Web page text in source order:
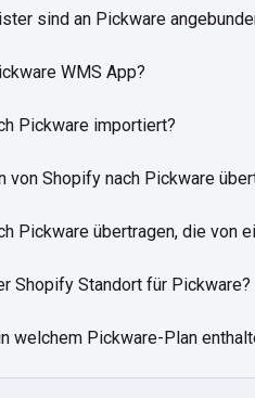
sind an Pickware
WMS App?
Pickware importiert?
von Shopify nach Pickware
Pickware übertragen, die
Shopify Standort für Pickware?
welchem Pickware-Plan